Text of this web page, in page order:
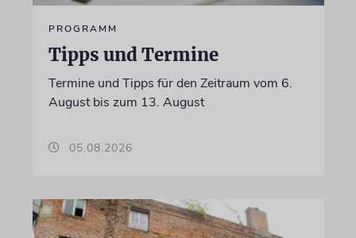
PROGRAMM
Tipps und Termine
Termine und Tipps für den Zeitraum vom 6.
August bis zum 13. August
05.08.2026